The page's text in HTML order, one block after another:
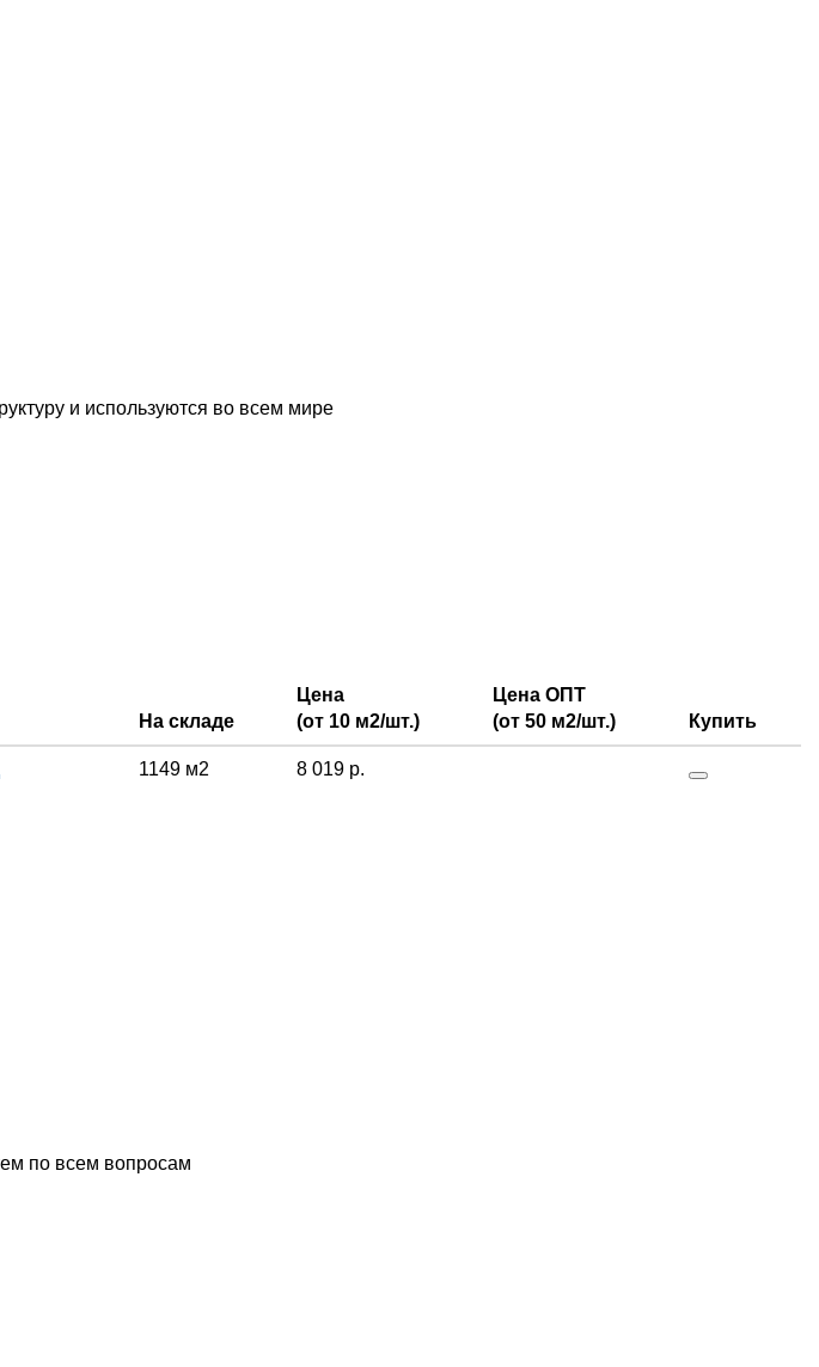
и используются во всем мире
На складе
Цена
(от 10 м2/шт.)
Цена ОПТ
(от 50 м2/шт.)
Купить
1149 м2 8 019 р.
по всем вопросам